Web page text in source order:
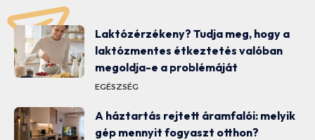
Laktózérzékeny? Tudja meg, hogy a
laktózmentes étkeztetés valóban
megoldja-e a problémáját
EGÉSZSÉG
A háztartás rejtett áramfalói: melyik
gép mennyit fogyaszt otthon?